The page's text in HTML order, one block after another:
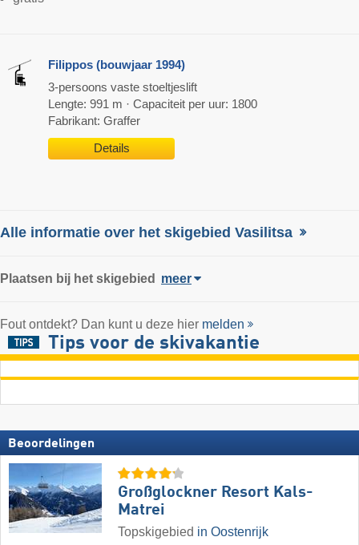
Filippos (bouwjaar 1994)
3-persoons vaste stoeltjeslift
Lengte: 991 m · Capaciteit per uur: 1800
Fabrikant: Graffer
Details
Alle informatie over het skigebied Vasilitsa
Plaatsen bij het skigebied meer
Fout ontdekt? Dan kunt u deze hier melden
Tips voor de skivakantie
Beoordelingen
Großglockner Resort Kals-
Matrei
Topskigebied in Oostenrijk